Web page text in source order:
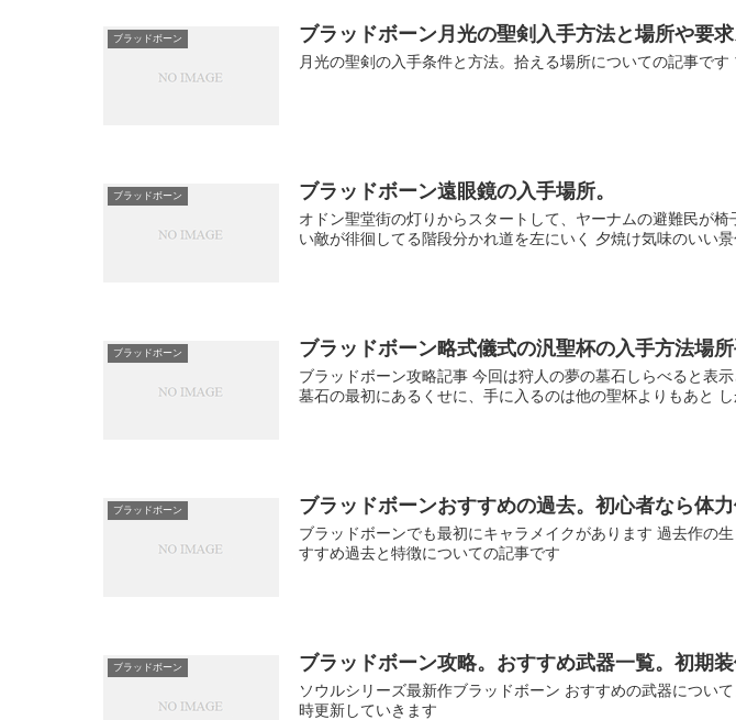
ブラッドボーン ブラッドボーン月光の聖剣入手方法と場所や要
月光の聖剣の入手条件と方法。拾える場所についての記事で
ブラッドボーン ブラッドボーン遠眼鏡の入手場所。
オドン聖堂街の灯りからスタートして、ヤーナムの避難民が
い敵が徘徊してる階段分かれ道を左にいく 夕焼け気味のいい
ブラッドボーン ブラッドボーン略式儀式の汎聖杯の入手方法場所
ブラッドボーン攻略記事 今回は狩人の夢の墓石しらべると表
墓石の最初にあるくせに、手に入るのは他の聖杯よりもあと
ブラッドボーン ブラッドボーンおすすめの過去。初心者なら体
ブラッドボーンでも最初にキャラメイクがあります 過去作の
すすめ過去と特徴についての記事です
ブラッドボーン ブラッドボーン攻略。おすすめ武器一覧。初期
ソウルシリーズ最新作ブラッドボーン おすすめの武器につい
時更新していきます